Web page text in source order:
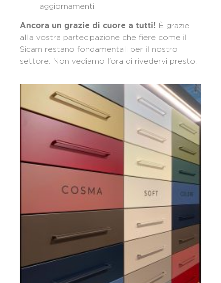
aggiornamenti.
Ancora un grazie di cuore a tutti! È grazie
alla vostra partecipazione che fiere come il
Sicam restano fondamentali per il nostro
settore. Non vediamo l’ora di rivedervi presto.